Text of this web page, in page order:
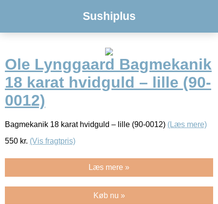
Sushiplus
Ole Lynggaard Bagmekanik
18 karat hvidguld – lille (90-
0012)
Bagmekanik 18 karat hvidguld – lille (90-0012) (Læs mere)
550 kr. (Vis fragtpris)
Læs mere »
Køb nu »